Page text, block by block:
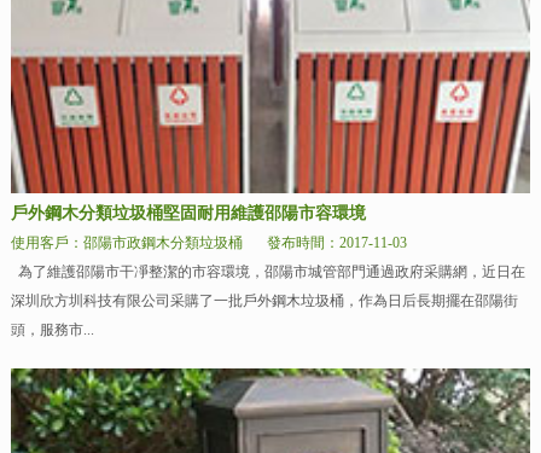
戶外鋼木分類垃圾桶堅固耐用維護邵陽市容環境
使用客戶：邵陽市政鋼木分類垃圾桶
發布時間：2017-11-03
為了維護邵陽市干凈整潔的市容環境，邵陽市城管部門通過政府采購網，近日在
深圳欣方圳科技有限公司采購了一批戶外鋼木垃圾桶，作為日后長期擺在邵陽街
頭，服務市...